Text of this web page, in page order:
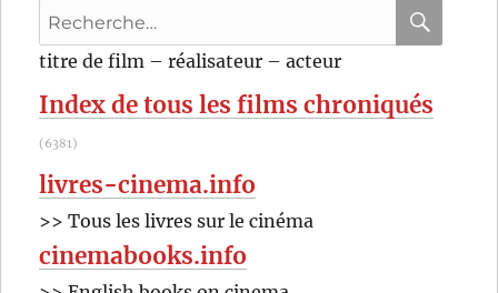
Recherche
pour
:
titre de film – réalisateur – acteur
Index de tous les films chroniqués
(6381)
livres-cinema.info
>> Tous les livres sur le cinéma
cinemabooks.info